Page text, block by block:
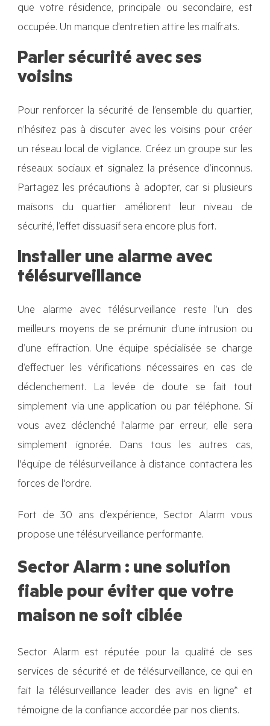
que votre résidence, principale ou secondaire, est
occupée. Un manque d’entretien attire les malfrats.
Parler sécurité avec ses
voisins
Pour renforcer la sécurité de l’ensemble du quartier,
n’hésitez pas à discuter avec les voisins pour créer
un réseau local de vigilance. Créez un groupe sur les
réseaux sociaux et signalez la présence d’inconnus.
Partagez les précautions à adopter, car si plusieurs
maisons du quartier améliorent leur niveau de
sécurité, l’effet dissuasif sera encore plus fort.
Installer une alarme avec
télésurveillance
Une alarme avec télésurveillance reste l’un des
meilleurs moyens de se prémunir d’une intrusion ou
d’une effraction. Une équipe spécialisée se charge
d’effectuer les vérifications nécessaires en cas de
déclenchement. La levée de doute se fait tout
simplement via une application ou par téléphone. Si
vous avez déclenché l'alarme par erreur, elle sera
simplement ignorée. Dans tous les autres cas,
l'équipe de télésurveillance à distance contactera les
forces de l'ordre.
Fort de 30 ans d’expérience, Sector Alarm vous
propose une télésurveillance performante.
Sector Alarm : une solution
fiable pour éviter que votre
maison ne soit ciblée
Sector Alarm est réputée pour la qualité de ses
services de sécurité et de télésurveillance, ce qui en
fait la télésurveillance leader des avis en ligne* et
témoigne de la confiance accordée par nos clients.